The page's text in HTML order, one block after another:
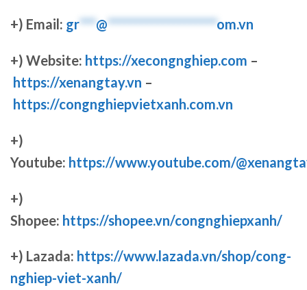
+) Email: gr***@********************om.vn
+) Website: https://xecongnghiep.com –
https://xenangtay.vn –
https://congnghiepvietxanh.com.vn
+)
Youtube: https://www.youtube.com/
+)
Shopee: https://shopee.vn/congnghiepxanh/
+) Lazada: https://www.lazada.vn/shop/cong-
nghiep-viet-xanh/